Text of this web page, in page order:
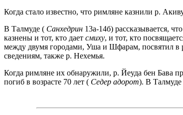
Когда стало известно, что римляне казнили р.
В Талмуде ( Санхедрин 13а-14б) рассказывается,
казнены и тот, кто дает смиху, и тот, кто
между двумя городами, Уша и Шфарам, посвятил
сведениям, также р. Нехемья.
Когда римляне их обнаружили, р. Йеуда бен Бава
погиб в возрасте 70 лет ( Седер адорот). В Талмуде